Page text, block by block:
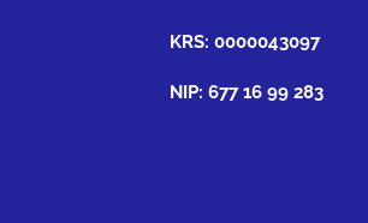
KRS: 0000043097
NIP: 677 16 99 283